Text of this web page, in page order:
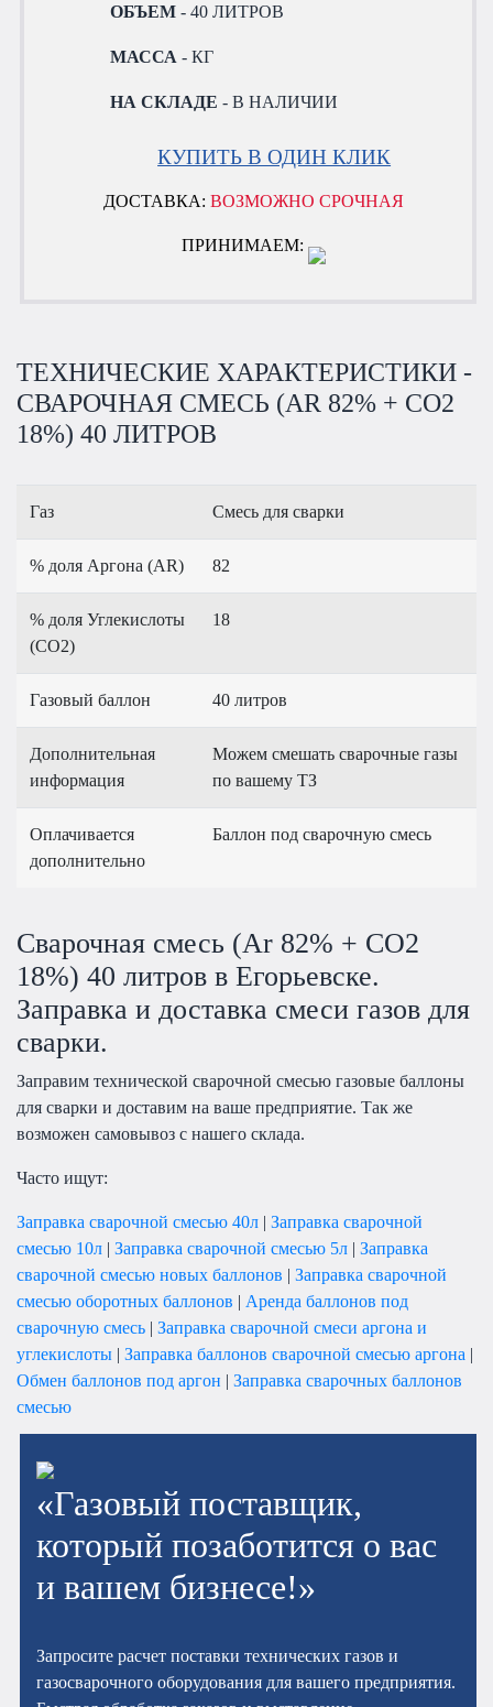
ОБЪЕМ - 40 ЛИТРОВ
МАССА - КГ
НА СКЛАДЕ - В НАЛИЧИИ
КУПИТЬ В ОДИН КЛИК
ДОСТАВКА:ВОЗМОЖНО СРОЧНАЯ
ПРИНИМАЕМ:
ТЕХНИЧЕСКИЕ ХАРАКТЕРИСТИКИ -
СВАРОЧНАЯ СМЕСЬ (AR 82% + CO2
18%) 40 ЛИТРОВ
Газ Смесь для сварки
% доля Аргона (AR) 82
% доля Углекислоты
(CO2)
18
Газовый баллон 40 литров
Дополнительная
информация
Можем смешать сварочные газы
по вашему ТЗ
Оплачивается
дополнительно
Баллон под сварочную смесь
Сварочная смесь (Ar 82% + CO2
18%) 40 литров в Егорьевске.
Заправка и доставка смеси газов для
сварки.
Заправим технической сварочной смесью газовые баллоны
для сварки и доставим на ваше предприятие. Так же
возможен самовывоз с нашего склада.
Часто ищут:
Заправка сварочной смесью 40л | Заправка сварочной
смесью 10л | Заправка сварочной смесью 5л | Заправка
сварочной смесью новых баллонов | Заправка сварочной
смесью оборотных баллонов | Аренда баллонов под
сварочную смесь | Заправка сварочной смеси аргона и
углекислоты | Заправка баллонов сварочной смесью аргона |
Обмен баллонов под аргон | Заправка сварочных баллонов
смесью
«Газовый поставщик,
который позаботится о вас
и вашем бизнесе!»
Запросите расчет поставки технических газов и
газосварочного оборудования для вашего предприятия.